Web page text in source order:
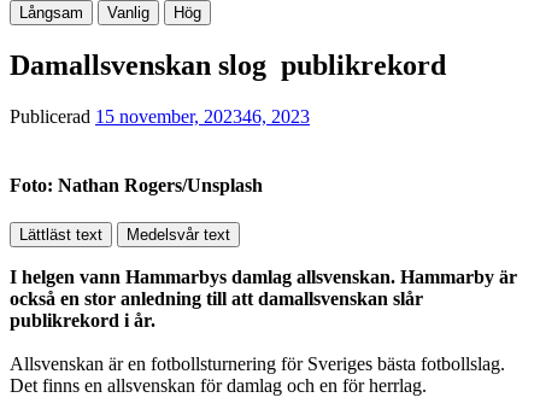
Långsam Vanlig Hög
Damallsvenskan slog publikrekord
Publicerad 15 november, 202346, 2023
Foto: Nathan Rogers/Unsplash
Lättläst text Medelsvår text
I helgen vann Hammarbys damlag allsvenskan. Hammarby är
också en stor anledning till att damallsvenskan slår
publikrekord i år.
Allsvenskan är en fotbollsturnering för Sveriges bästa fotbollslag.
Det finns en allsvenskan för damlag och en för herrlag.